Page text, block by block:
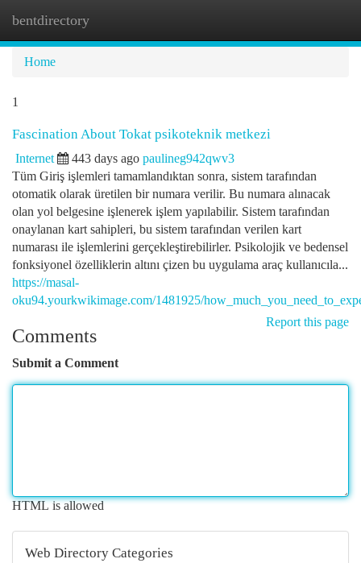
bentdirectory
Home
1
Fascination About Tokat psikoteknik metkezi
Internet 443 days ago paulineg942qwv3
Tüm Giriş işlemleri tamamlandıktan sonra, sistem tarafından
otomatik olarak üretilen bir numara verilir. Bu numara alınacak
olan yol belgesine işlenerek işlem yapılabilir. Sistem tarafından
onaylanan kart sahipleri, bu sistem tarafından verilen kart
numarası ile işlemlerini gerçekleştirebilirler. Psikolojik ve bedensel
fonksiyonel özelliklerin altını çizen bu uygulama araç kullanıcıla...
https://masal-
oku94.yourkwikimage.com/1481925/
Report this page
Comments
Submit a Comment
HTML is allowed
Web Directory Categories